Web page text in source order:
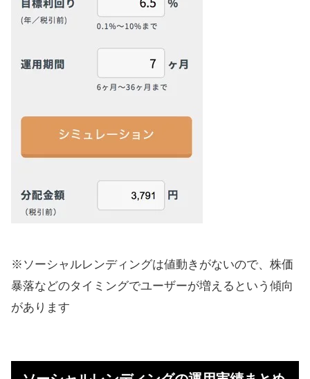
※ソーシャルレンディングは値動きがないので、株価
暴落などのタイミングでユーザーが増えるという傾向
があります